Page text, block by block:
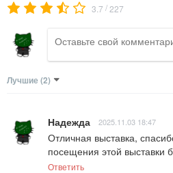
3.7 /227
Лучшие (2)
Надежда 2025.11.03 18:47
Отличная выставка,
посещения этой
Ответить